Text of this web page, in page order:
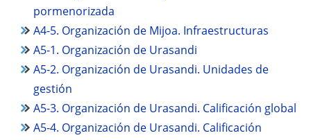
pormenorizada
A4-5. Organización de Mijoa. Infraestructuras
A5-1. Organización de Urasandi
A5-2. Organización de Urasandi. Unidades de
gestión
A5-3. Organización de Urasandi. Calificación global
A5-4. Organización de Urasandi. Calificación